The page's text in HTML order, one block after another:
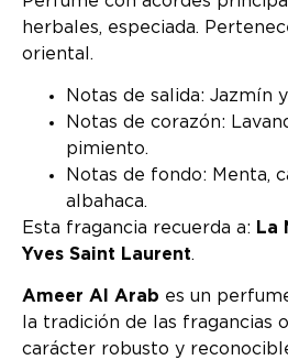
herbales, especiada.
oriental.
Notas de salida: Jazmín
Notas de corazón:
pimiento.
Notas de fondo: Menta,
albahaca.
Esta fragancia recuerda a: La
Yves Saint Laurent.
Ameer Al Arab es un
la tradición de las fragancias
carácter robusto y